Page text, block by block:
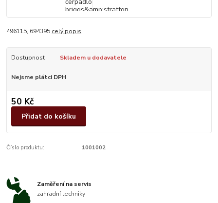
496115, 694395 celý popis
Dostupnost Skladem u dodavatele
Nejsme plátci DPH
50 Kč
Přidat do košíku
Číslo produktu: 1001002
Zaměření na servis
zahradní techniky